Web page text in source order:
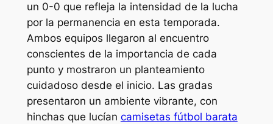
un 0-0 que refleja la intensidad de la lucha
por la permanencia en esta temporada.
Ambos equipos llegaron al encuentro
conscientes de la importancia de cada
punto y mostraron un planteamiento
cuidadoso desde el inicio. Las gradas
presentaron un ambiente vibrante, con
hinchas que lucían camisetas fútbol barata